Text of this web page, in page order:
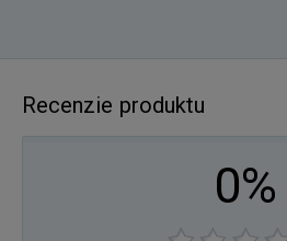
Recenzie produktu
0%